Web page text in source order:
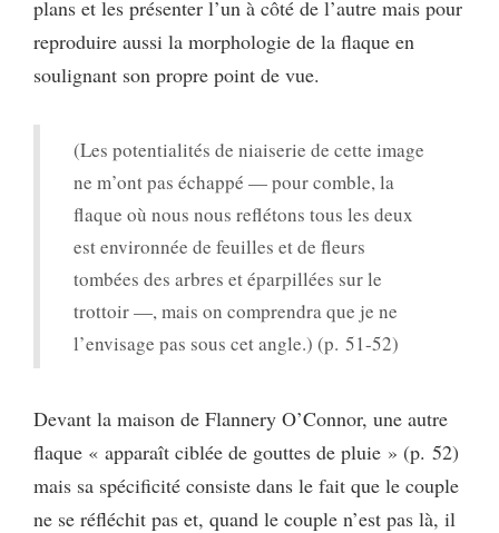
plans et les présenter l’un à côté de l’autre mais pour
reproduire aussi la morphologie de la flaque en
soulignant son propre point de vue.
(Les potentialités de niaiserie de cette image
ne m’ont pas échappé — pour comble, la
flaque où nous nous reflétons tous les deux
est environnée de feuilles et de fleurs
tombées des arbres et éparpillées sur le
trottoir —, mais on comprendra que je ne
l’envisage pas sous cet angle.) (p. 51-52)
Devant la maison de Flannery O’Connor, une autre
flaque « apparaît ciblée de gouttes de pluie » (p. 52)
mais sa spécificité consiste dans le fait que le couple
ne se réfléchit pas et, quand le couple n’est pas là, il